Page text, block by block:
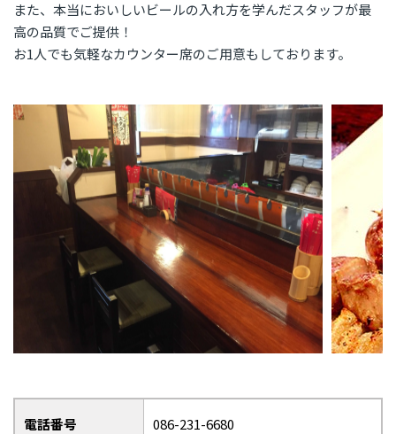
また、本当においしいビールの入れ方を学んだスタッフが最
高の品質でご提供！
お1人でも気軽なカウンター席のご用意もしております。
電話番号 086-231-6680